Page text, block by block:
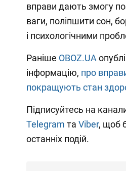
вправи дають змогу
ваги, поліпшити сон,
і психологічними
Раніше OBOZ.UA
інформацію, про
покращують стан
Підписуйтесь на
Telegram та Viber, щоб
останніх подій.